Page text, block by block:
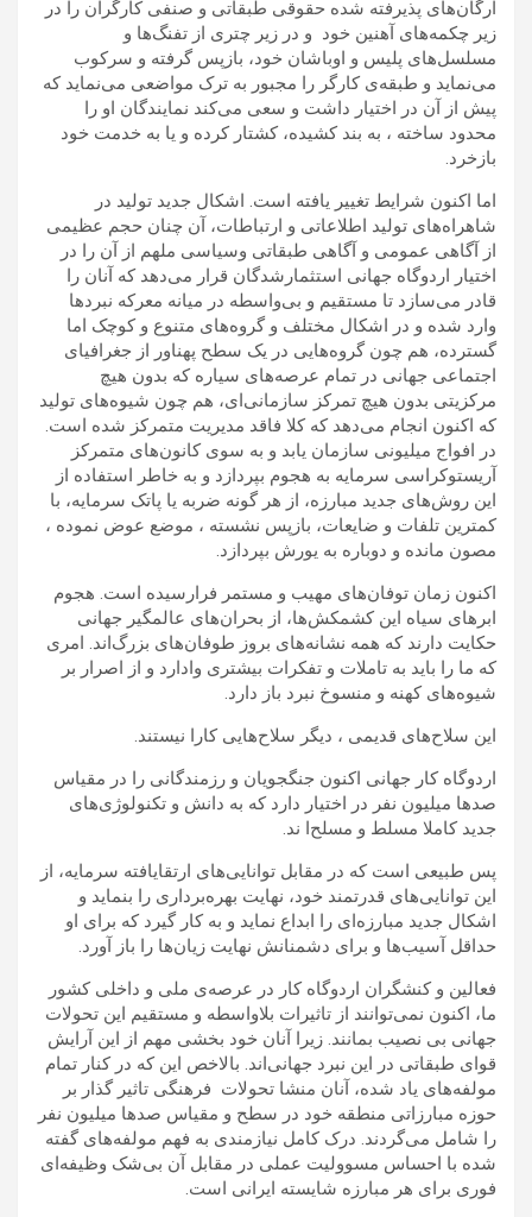
ارگان‌های پذیرفته شده حقوقی طبقاتی و صنفی کارگران را در
زیر چکمه‌های آهنین خود و در زیر چتری از تفنگ‌ها و
مسلسل‌های پلیس و اوباشان خود، بازپس گرفته و سرکوب
می‌نماید و طبقه‌ی کارگر را مجبور به ترک مواضعی می‌نماید که
پیش از آن در اختیار داشت و سعی می‌کند نمایندگان او را
محدود ساخته ، به بند کشیده، کشتار کرده و یا به خدمت خود
بازخرد.
اما اکنون شرایط تغییر یافته است. اشکال جدید تولید در
شاهراه‌های تولید اطلاعاتی و ارتباطات، آن چنان حجم عظیمی
از آگاهی عمومی و آگاهی طبقاتی وسیاسی ملهم از آن را در
اختیار اردوگاه جهانی استثمارشدگان قرار می‌دهد که آنان را
قادر می‌سازد تا مستقیم و بی‌واسطه در میانه معرکه نبردها
وارد شده و در اشکال مختلف و گروه‌های متنوع و کوچک اما
گسترده، هم چون گروه‌هایی در یک سطح پهناور از جغرافیای
اجتماعی جهانی در تمام عرصه‌های سیاره که بدون هیچ
مرکزیتی بدون هیچ تمرکز سازمانی‌ای، هم چون شیوه‌های تولید
که اکنون انجام می‌دهد که کلا فاقد مدیریت متمرکز شده است.
در افواج میلیونی سازمان یابد و به سوی کانون‌های متمرکز
آریستوکراسی سرمایه به هجوم بپردازد و به خاطر استفاده از
این روش‌های جدید مبارزه، از هر گونه ضربه یا پاتک سرمایه، با
کمترین تلفات و ضایعات، بازپس نشسته ، موضع عوض نموده ،
مصون مانده و دوباره به یورش بپردازد.
اکنون زمان توفان‌های مهیب و مستمر فرارسیده است. هجوم
ابرهای سیاه این کشمکش‌ها، از بحران‌های عالمگیر جهانی
حکایت دارند که همه نشانه‌های بروز طوفان‌های بزرگ‌اند. امری
که ما را باید به تاملات و تفکرات بیشتری وادارد و از اصرار بر
شیوه‌های کهنه و منسوخ نبرد باز دارد.
این سلاح‌های قدیمی ، دیگر سلاح‌هایی کارا نیستند.
اردوگاه کار جهانی اکنون جنگجویان و رزمندگانی را در مقیاس
صدها میلیون نفر در اختیار دارد که به دانش و تکنولوژی‌های
جدید کاملا مسلط و مسلح‌ا ند.
پس طبیعی است که در مقابل توانایی‌های ارتقایافته سرمایه، از
این توانایی‌های قدرتمند خود، نهایت بهره‌برداری را بنماید و
اشکال جدید مبارزه‌ای را ابداع نماید و به کار گیرد که برای او
حداقل آسیب‌ها و برای دشمنانش نهایت زیان‌ها را باز آورد.
فعالین و کنشگران اردوگاه کار در عرصه‌ی ملی و داخلی کشور
ما، اکنون نمی‌توانند از تاثیرات بلاواسطه و مستقیم این تحولات
جهانی بی نصیب بمانند. زیرا آنان خود بخشی مهم از این آرایش
قوای طبقاتی در این نبرد جهانی‌اند. بالاخص این که در کنار تمام
مولفه‌های یاد شده، آنان منشا تحولات فرهنگی تاثیر گذار بر
حوزه مبارزاتی منطقه خود در سطح و مقیاس صدها میلیون نفر
را شامل می‌گردند. درک کامل نیازمندی به فهم مولفه‌های گفته
شده با احساس مسوولیت عملی در مقابل آن بی‌شک وظیفه‌ای
فوری برای هر مبارزه شایسته ایرانی است.